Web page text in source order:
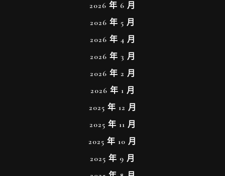
2026 年 6 月
2026 年 5 月
2026 年 4 月
2026 年 3 月
2026 年 2 月
2026 年 1 月
2025 年 12 月
2025 年 11 月
2025 年 10 月
2025 年 9 月